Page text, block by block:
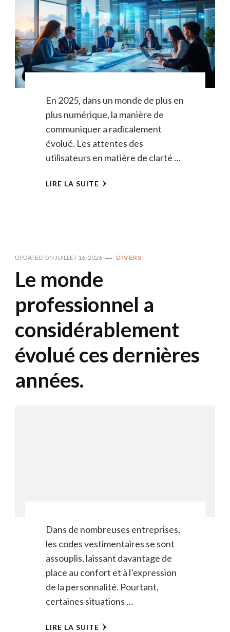
En 2025, dans un monde de plus en
plus numérique, la manière de
communiquer a radicalement
évolué. Les attentes des
utilisateurs en matière de clarté …
LIRE LA SUITE
UPDATED ON JUILLET 16, 2026 DIVERS
Le monde
professionnel a
considérablement
évolué ces dernières
années.
Dans de nombreuses entreprises,
les codes vestimentaires se sont
assouplis, laissant davantage de
place au confort et à l’expression
de la personnalité. Pourtant,
certaines situations …
LIRE LA SUITE